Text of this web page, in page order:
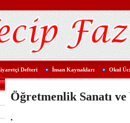
Defteri İnsan Kaynakları Okul
Öğretmenlik Sanatı ve
.